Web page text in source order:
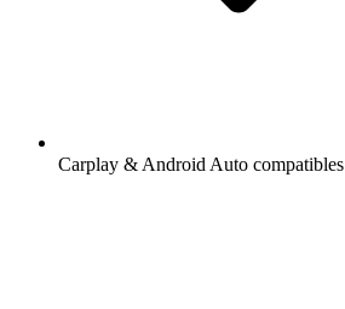
Carplay & Android Auto compatibles